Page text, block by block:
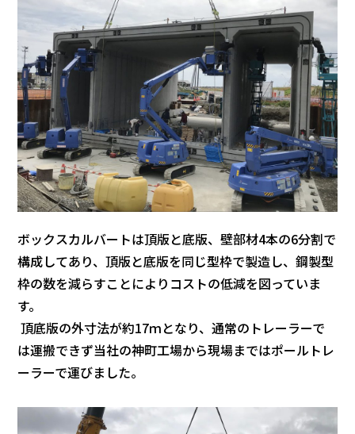
ボックスカルバートは頂版と底版、壁部材4本の6分割で
構成してあり、頂版と底版を同じ型枠で製造し、鋼製型
枠の数を減らすことによりコストの低減を図っていま
す。
頂底版の外寸法が約17ｍとなり、通常のトレーラーで
は運搬できず当社の神町工場から現場まではポールトレ
ーラーで運びました。